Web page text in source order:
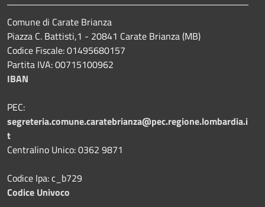
Comune di Carate Brianza
Piazza C. Battisti,1 - 20841 Carate Brianza (MB)
Codice Fiscale: 01495680157
Partita IVA: 00715100962
IBAN
PEC:
segreteria.comune.caratebrianza@pec.regione.lombardia.i
t
Centralino Unico: 0362 9871
Codice Ipa: c_b729
Codice Univoco